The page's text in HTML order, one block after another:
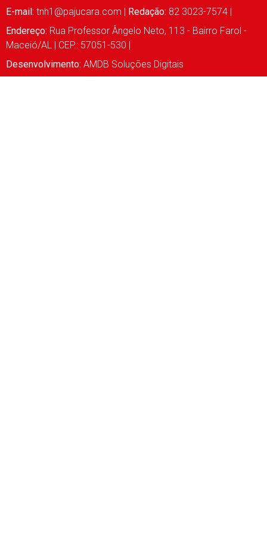
E-mail: tnh1@pajucara.com | Redação: 82 3023-7574 |
Endereço: Rua Professor Ângelo Neto, 113 - Bairro Farol -
Maceió/AL | CEP.: 57051-530 |
Desenvolvimento: AMDB Soluções Digitais